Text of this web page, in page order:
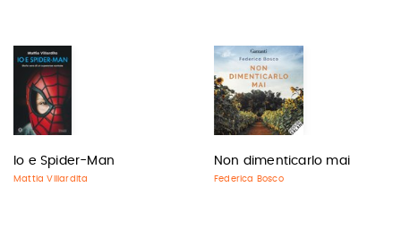
Io e Spider-Man
Mattia Villardita
Non dimenticarlo mai
Federica Bosco